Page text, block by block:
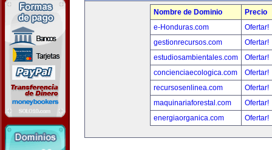
Nombre de Dominio
Precio
e-Honduras.com
Ofertar!
gestionrecursos.com
Ofertar!
estudiosambientales.com
Ofertar!
concienciaecologica.com
Ofertar!
recursosenlinea.com
Ofertar!
maquinariaforestal.com
Ofertar!
energiaorganica.com
Ofertar!